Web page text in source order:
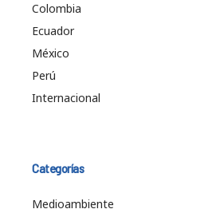
Colombia
Ecuador
México
Perú
Internacional
Categorías
Medioambiente